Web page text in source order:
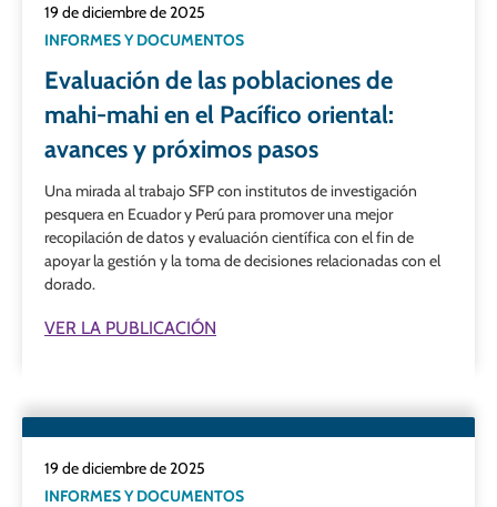
19 de diciembre de 2025
INFORMES Y DOCUMENTOS
Evaluación de las poblaciones de
mahi-mahi en el Pacífico oriental:
avances y próximos pasos
Una mirada al trabajo SFP con institutos de investigación
pesquera en Ecuador y Perú para promover una mejor
recopilación de datos y evaluación científica con el fin de
apoyar la gestión y la toma de decisiones relacionadas con el
dorado.
VER LA PUBLICACIÓN
19 de diciembre de 2025
INFORMES Y DOCUMENTOS